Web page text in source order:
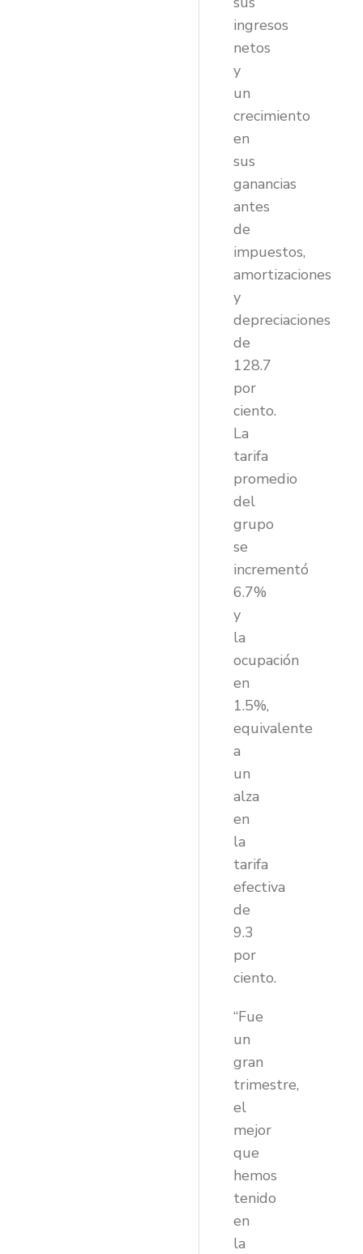
ingresos
netos
y
un
crecimiento
en
sus
ganancias
antes
de
impuestos,
amortizaciones
y
depreciaciones
de
128.7
por
ciento.
La
tarifa
promedio
del
grupo
se
incrementó
6.7%
y
la
ocupación
en
1.5%,
equivalente
a
un
alza
en
la
tarifa
efectiva
de
9.3
por
ciento.
“Fue
un
gran
trimestre,
el
mejor
que
hemos
tenido
en
la